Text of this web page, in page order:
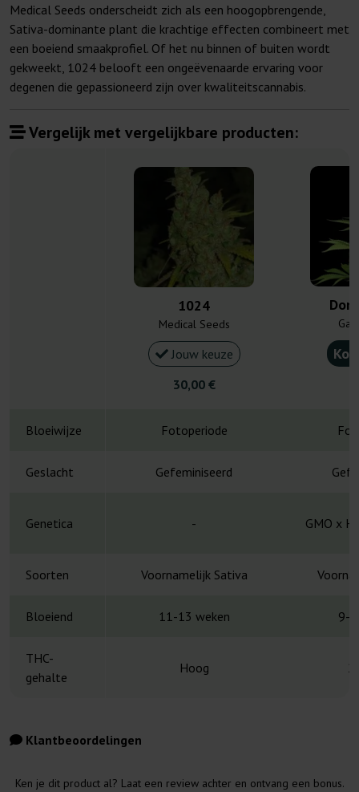
Medical Seeds onderscheidt zich als een hoogopbrengende,
Sativa-dominante plant die krachtige effecten combineert met
een boeiend smaakprofiel. Of het nu binnen of buiten wordt
gekweekt, 1024 belooft een ongeëvenaarde ervaring voor
degenen die gepassioneerd zijn over kwaliteitscannabis.
Vergelijk met vergelijkbare producten:
1024
Medical Seeds
Jouw keuze
30,00 €
Bloeiwijze Fotoperiode
Geslacht Gefeminiseerd
Genetica - GMO x
Soorten Voornamelijk Sativa
Bloeiend 11-13 weken 9-
THC-
gehalte
Hoog
Klantbeoordelingen
Ken je dit product al? Laat een review achter en ontvang een bonus.